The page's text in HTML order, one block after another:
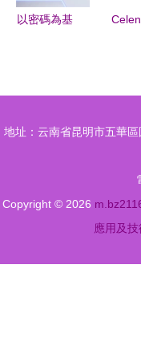
以密碼為基
府建設峰會
型
地址：云南省昆明市五華
Copyright © 2026
應用及